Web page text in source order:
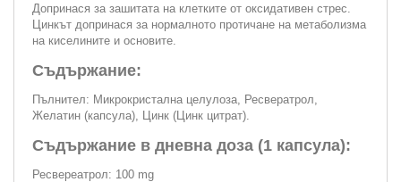
Допринася за зашитата на клетките от оксидативен стрес.
Цинкът допринася за нормалното протичане на метаболизма
на киселините и основите.
Съдържание:
Пълнител: Микрокристална целулоза, Ресвератрол,
Желатин (капсула), Цинк (Цинк цитрат).
Съдържание в дневна доза (1 капсула):
Ресвереатрол: 100 mg